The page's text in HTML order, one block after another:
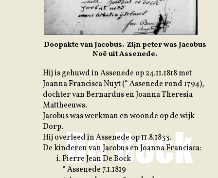
Doopakte van Jacobus. Zijn peter was Jacobus
Noë uit Assenede.
Hij is gehuwd in Assenede op 24.11.1818 met
Joanna Francisca Nuyt (° Assenede rond 1794),
dochter van Bernardus en Joanna Theresia
Mattheeuws.
Jacobus was werkman en woonde op de wijk
Dorp.
Hij overleed in Assenede op 11.8.1833.
De kinderen van Jacobus en Joanna Francisca:
Pierre Jean De Bock
° Assenede 7.1.1819